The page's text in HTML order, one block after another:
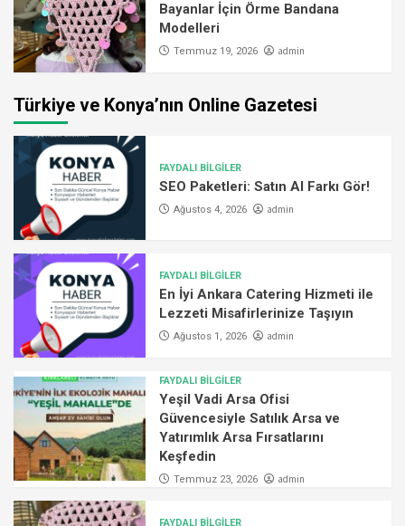
Bayanlar İçin Örme Bandana
Modelleri
Temmuz 19, 2026 admin
Türkiye ve Konya’nın Online Gazetesi
FAYDALI BİLGİLER
SEO Paketleri: Satın Al Farkı Gör!
Ağustos 4, 2026 admin
FAYDALI BİLGİLER
En İyi Ankara Catering Hizmeti ile
Lezzeti Misafirlerinize Taşıyın
Ağustos 1, 2026 admin
FAYDALI BİLGİLER
Yeşil Vadi Arsa Ofisi
Güvencesiyle Satılık Arsa ve
Yatırımlık Arsa Fırsatlarını
Keşfedin
Temmuz 23, 2026 admin
FAYDALI BİLGİLER